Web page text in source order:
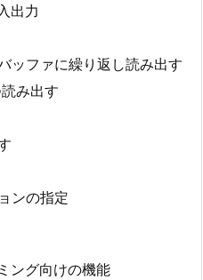
出力
ッファに繰り返し読み出す
み出す
ンの指定
ング向けの機能